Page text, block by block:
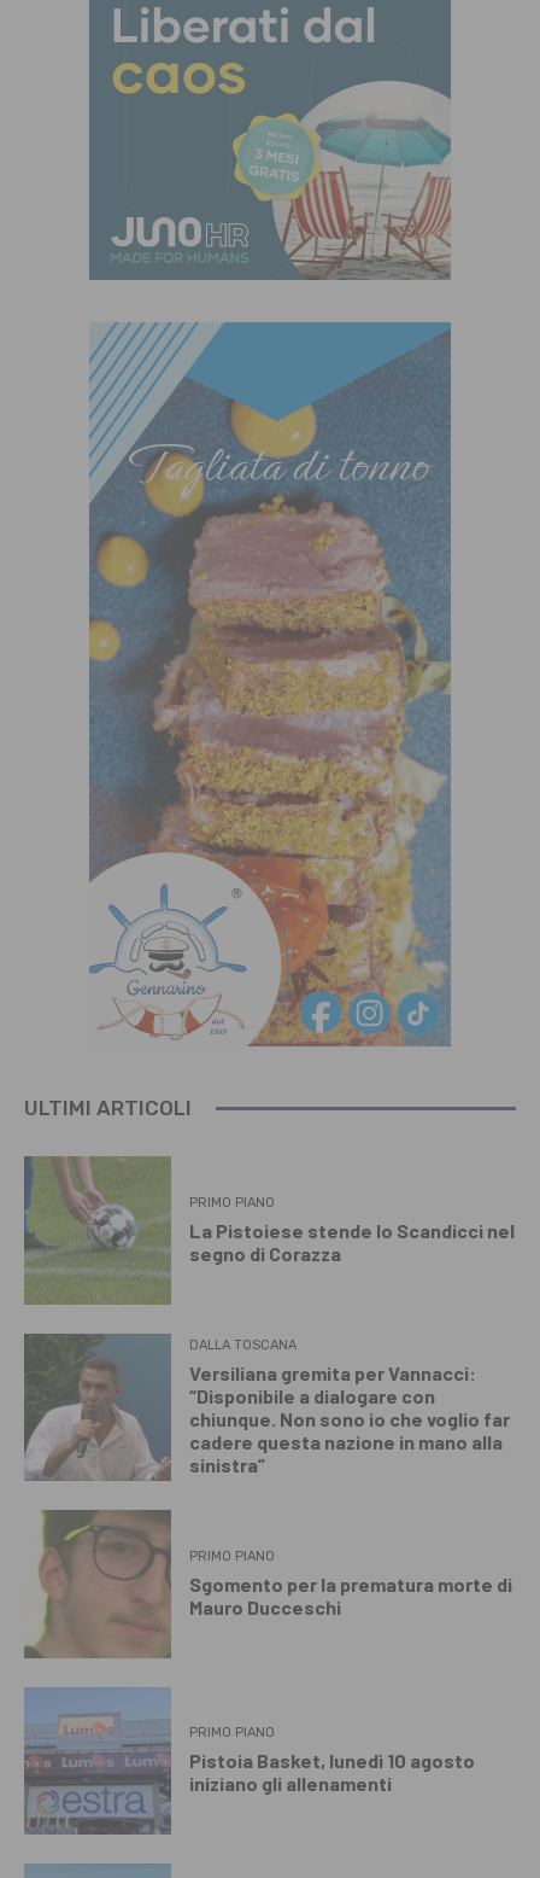
ULTIMI ARTICOLI
PRIMO PIANO
La Pistoiese stende lo Scandicci nel
segno di Corazza
DALLA TOSCANA
Versiliana gremita per Vannacci:
“Disponibile a dialogare con
chiunque. Non sono io che voglio far
cadere questa nazione in mano alla
sinistra”
PRIMO PIANO
Sgomento per la prematura morte di
Mauro Ducceschi
PRIMO PIANO
Pistoia Basket, lunedì 10 agosto
iniziano gli allenamenti